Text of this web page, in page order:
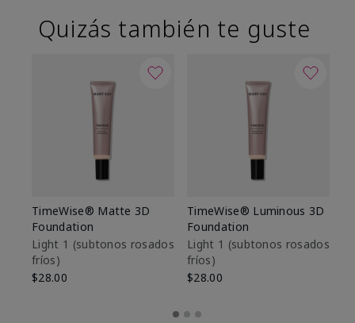
Quizás también te guste
TimeWise® Matte 3D
Foundation
Light 1​ (subtonos rosados
fríos)
$28.00
TimeWise® Luminous 3D
Foundation
Light 1​ (subtonos rosados
fríos)
$28.00